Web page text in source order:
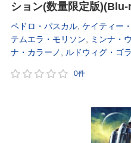
ション(数量限定版
ペドロ・パスカル ケイティー
テムエラ・モリソン
ミンナ・
ナ・カラーノ
ルドウィグ・ゴ
0件